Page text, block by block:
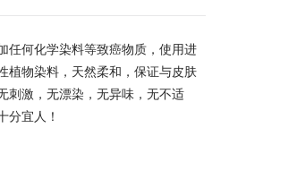
任何化学染料等致癌物质，使用进
植物染料，天然柔和，保证与皮肤
刺激，无漂染，无异味，无不适
分宜人！